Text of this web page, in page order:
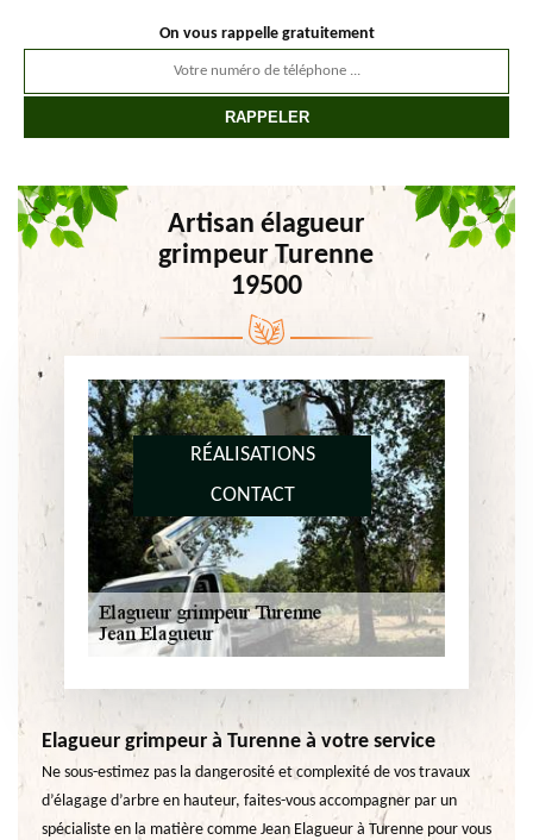
RÉALISATIONS
CONTACT
On vous rappelle gratuitement
Artisan élagueur
grimpeur Turenne
19500
Elagueur grimpeur à Turenne à votre service
Ne sous-estimez pas la dangerosité et complexité de vos travaux
d’élagage d’arbre en hauteur, faites-vous accompagner par un
spécialiste en la matière comme Jean Elagueur à Turenne pour vous